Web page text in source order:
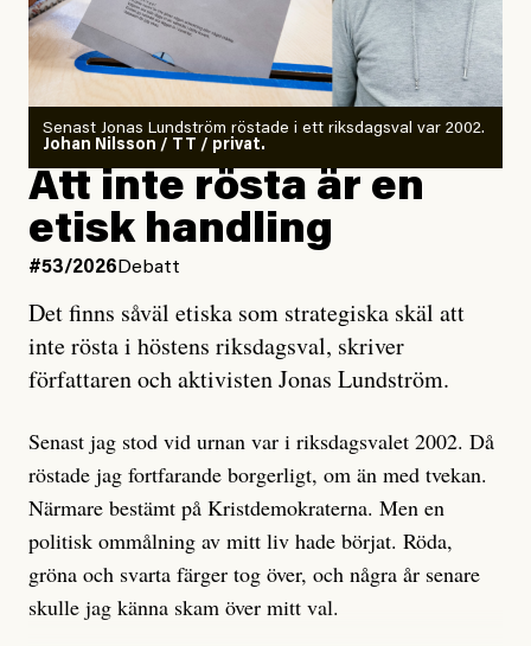
Det finns en väldigt enkel regel inom alla politiska
rörelser när det gäller misstänkta infiltratörer:
Antingen har en bevis på att de är infiltratörer, och då
ska en gå ut med det så fort det bara går för att skydda
rörelsen. Eller så har en inga bevis, bara misstankar,
och då ska en efterforska diskret, just för att inte skapa
oro inom rörelsen.
Artikeln undersöker inte, som ETC påstår, ”vad som
är sant, vad som är rykten”, utan den bidrar bara till
ännu mer ryktesspridning. Det finns inte ett enda bevis
misstänkta personen är en infiltratör. Det som läsaren
får veta är att personen har ändrat sina politiska åsikter
under åren, att den har raderat tidigare innehåll på sina
sociala medier, att artikelns författare inte förstår sig
på personens ekonomi och att det tydligen finns
anonyma röster inom rörelsen som säger saker som
Senast Jonas Lundström röstade i ett riksdagsval var 2002.
Johan Nilsson / TT / privat.
Att inte rösta är en
etisk handling
#53/2026 Debatt
Det finns såväl etiska som strategiska skäl att
inte rösta i höstens riksdagsval, skriver
författaren och aktivisten Jonas Lundström.
Senast jag stod vid urnan var i riksdagsvalet 2002. Då
röstade jag fortfarande borgerligt, om än med tvekan.
Närmare bestämt på Kristdemokraterna. Men en
politisk ommålning av mitt liv hade börjat. Röda,
gröna och svarta färger tog över, och några år senare
skulle jag känna skam över mitt val.